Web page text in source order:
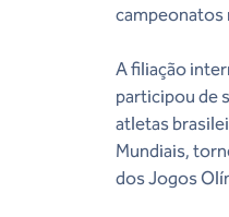
campeonatos
A filiação
participou de
atletas
Mundiais,
dos Jogos